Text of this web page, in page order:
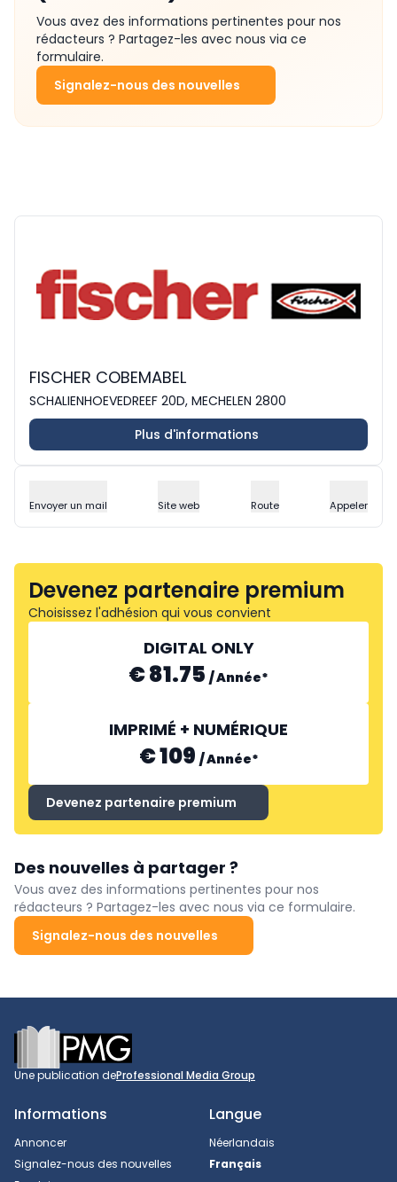
Vous avez des informations pertinentes pour nos
rédacteurs ? Partagez-les avec nous via ce
formulaire.
Signalez-nous des nouvelles
FISCHER COBEMABEL
SCHALIENHOEVEDREEF 20D, MECHELEN 2800
Plus d'informations
Envoyer un mail Site web Route Appeler
Devenez partenaire premium
Choisissez l'adhésion qui vous convient
DIGITAL ONLY
€ 81.75 /Année*
IMPRIMÉ + NUMÉRIQUE
€ 109 /Année*
Devenez partenaire premium
Des nouvelles à partager ?
Vous avez des informations pertinentes pour nos
rédacteurs ? Partagez-les avec nous via ce formulaire.
Signalez-nous des nouvelles
Footer
Une publication deProfessional Media Group
Informations
Annoncer
Signalez-nous des nouvelles
Langue
Néerlandais
Français